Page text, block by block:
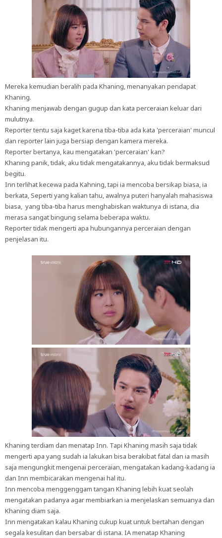
Mereka kemudian beralih pada Khaning, menanyakan pendapat
Khaning.
Khaning menjawab dengan gugup dan kata perceraian keluar dari
mulutnya.
Reporter tentu saja kaget karena tiba-tiba ada kata 'perceraian' muncul
dan reporter lain juga bersiap dengan kamera mereka.
Reporter bertanya, kau mengatakan 'perceraian' kan?
Khaning panik, tidak, aku tidak mengatakannya, aku tidak bermaksud
begitu.
Inn terlihat kecewa pada Kahning, tapi ia mencoba bersikap biasa, ia
berkata, Seperti yang kalian tahu, awalnya puteri hanyalah mahasiswa
biasa, yang tiba-tiba harus menghabiskan waktunya di istana, dia
merasa sangat bingung selama beberapa waktu.
Reporter tidak mengerti apa hubungannya perceraian dengan
penjelasan itu.
Khaning terdiam dan menatap Inn. Tapi Khaning masih saja tidak
mengerti apa yang sudah ia lakukan bisa berakibat fatal dan ia masih
saja mengungkit mengenai perceraian, mengatakan kadang-kadang ia
dan Inn membicarakan mengenai hal itu.
Inn mencoba menggenggam tangan Khaning lebih kuat seolah
mengatakan padanya agar membiarkan ia menjelaskan semuanya dan
Khaning diam saja.
Inn mengatakan kalau Khaning cukup kuat untuk bertahan dengan
segala kesulitan dan bersabar di istana. IA menatap Khaning